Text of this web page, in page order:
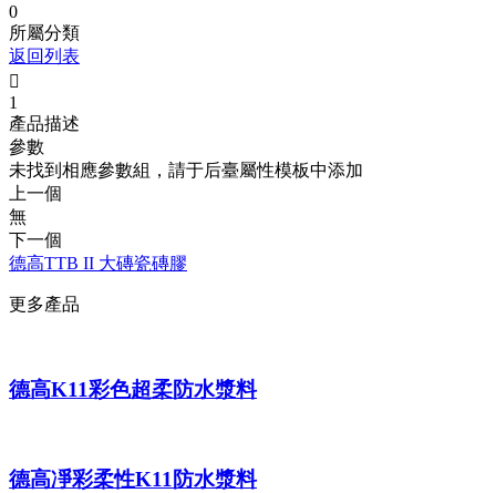
0
所屬分類
返回列表

1
產品描述
參數
未找到相應參數組，請于后臺屬性模板中添加
上一個
無
下一個
德高TTB II 大磚瓷磚膠
更多產品
德高K11彩色超柔防水漿料
德高凈彩柔性K11防水漿料